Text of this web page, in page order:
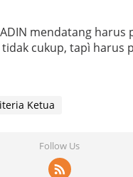
mendatang harus
tidak cukup, tapì
Ketua
Follow Us